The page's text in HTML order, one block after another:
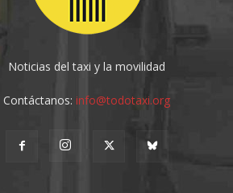
Noticias del taxi y la movilidad
Contáctanos:info@todotaxi.org